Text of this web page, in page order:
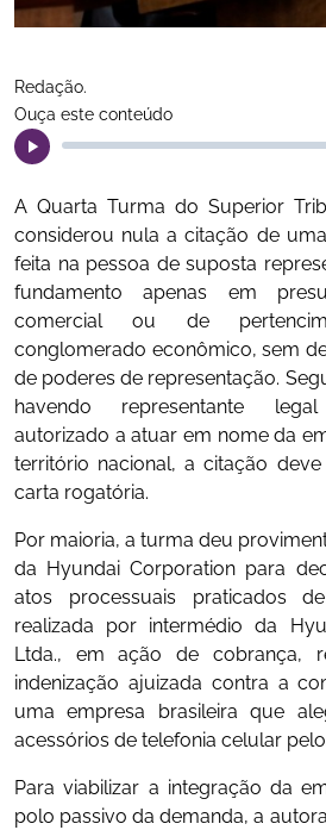
Redação.
Ouça este conteúdo
A Quarta Turma do Superior
considerou nula a citação de
feita na pessoa de suposta
fundamento apenas em
comercial ou de
conglomerado econômico, sem
de poderes de representação.
havendo representante legal
autorizado a atuar em nome da
território nacional, a citação
carta rogatória.
Por maioria, a turma deu
da Hyundai Corporation para
atos processuais praticados
realizada por intermédio da
Ltda., em ação de cobrança,
indenização ajuizada contra a
uma empresa brasileira que
acessórios de telefonia celular
Para viabilizar a integração da
polo passivo da demanda, a